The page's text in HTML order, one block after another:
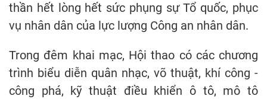
thần hết lòng hết sức phụng sự Tổ quốc, phục
vụ nhân dân của lực lượng Công an nhân dân.
Trong đêm khai mạc, Hội thao có các chương
trình biểu diễn quân nhạc, võ thuật, khí công -
công phá, kỹ thuật điều khiển ô tô, mô tô